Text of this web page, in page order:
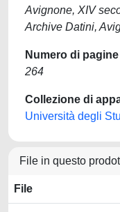
Avignone, XIV
Archive Datini,
Numero di pagine
264
Collezione di
Università degli
File in questo
File